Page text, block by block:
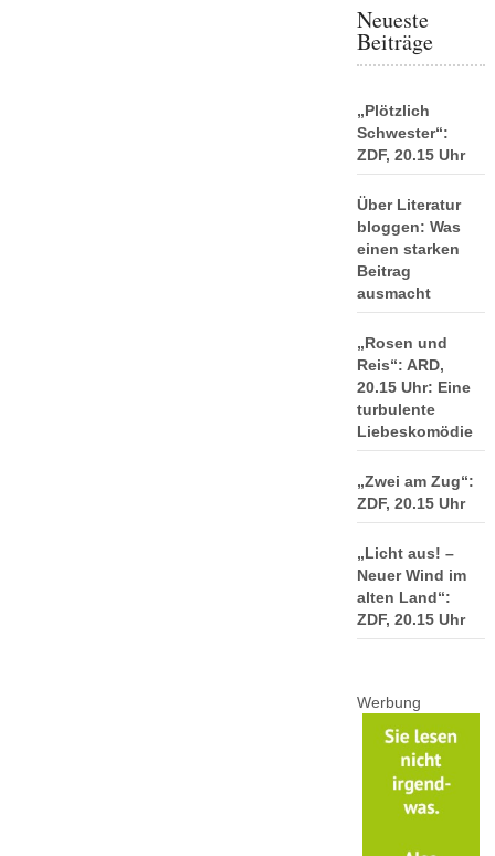
Neueste
Beiträge
„Plötzlich
Schwester“:
ZDF, 20.15 Uhr
Über Literatur
bloggen: Was
einen starken
Beitrag
ausmacht
„Rosen und
Reis“: ARD,
20.15 Uhr: Eine
turbulente
Liebeskomödie
„Zwei am Zug“:
ZDF, 20.15 Uhr
„Licht aus! –
Neuer Wind im
alten Land“:
ZDF, 20.15 Uhr
Werbung